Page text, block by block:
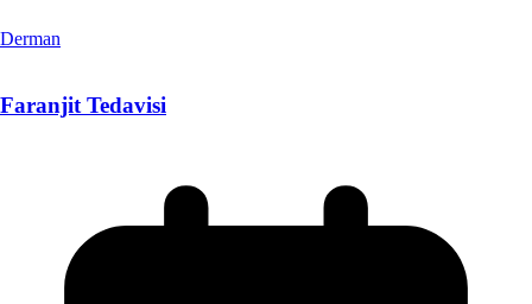
Derman
Faranjit Tedavisi